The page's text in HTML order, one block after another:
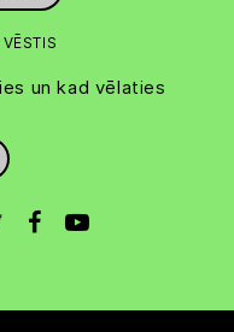
un kad vēlaties